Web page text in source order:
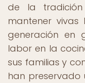
de la tradición
mantener vivas
generación en
labor en la
sus familias y
han preservado